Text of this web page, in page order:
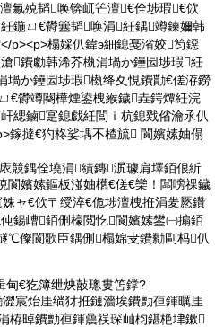
氱殑韬唤锛屼笀澶€佺埗瑕€佽
鍦ㄩ€欎簺韬唤涓紝鍝竴鍊嬭韩
p><p>榻婇仈鍏э細鎴戞渻姣笉鐚
鐨勮韩浠芥槸涓堝か鑸囩埗瑕紝
堝か鑸囩埗瑕槸绛夊悓鐨勩€傞洊鐒
€欎竴闋樺煙鍙栧緱鐬垚鍔燂紝浣
緦鏀寔鎴戯紝閭ｉ杭鎴戣偗瀹氶仈
鎵撻€犳柊娑堣不楂旈 閬嬪嫊妯傝
競鍝佺墝涓績鏄泦璩肩墿銆佷紤
閬嬪嫊鏂板湴妯欍€傞€欒！闆嗙祼鐬
ャ€佽〒绶淬€佹埗澶栧拰涓夎憠鑽
鍚嶆銆侀檺閲忔閬嬪嫊鐢㈠搧銆
℃儏閬歌臣鍝侀榻婂叏鐨勬剾杩仈
甸€犵簿绁炴敼璁婁笘鐣?
宸炲厓绱犲拰鏈濇埃鐨勯亱鍕曞厓
栫晫鐨勯亱鍕曟祦琛屾枃鍖栬垏鏉